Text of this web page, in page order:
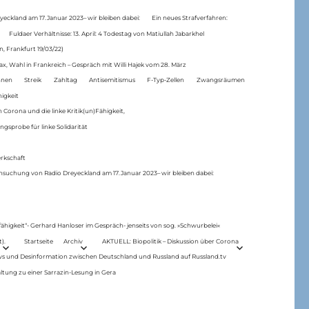
am 17.Januar 2023– wir bleiben dabei: Ein neues Strafverfahren:
Fuldaer Verhältnisse: 13. April: 4 Todestag von Matiul­lah Jabarkhel
Frankfurt 19/03/22)
Wahl in Frankreich – Gespräch mit Willi Hajek vom 28. März
Streik Zahltag Antisemitismus F-Typ-Zellen Zwangsräumen
Corona und die linke Kritik(un)Fähigkeit,
für linke Solidarität
von Radio Dreyeckland am 17.Januar 2023– wir bleiben dabei:
Gerhard Hanloser im Gespräch- jenseits von sog. »Schwurbelei«
Startseite Archiv AKTUELL: Biopolitik – Diskussion über Corona
und Desinformation zwischen Deutschland und Russland auf Russland.tv
zu einer Sarrazin-Lesung in Gera